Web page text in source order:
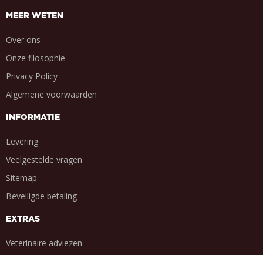
MEER WETEN
Over ons
Onze filosophie
Privacy Policy
Algemene voorwaarden
INFORMATIE
Levering
Veelgestelde vragen
Sitemap
Beveiligde betaling
EXTRAS
Veterinaire adviezen